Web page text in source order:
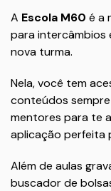
A Escola M60 é a
para intercâmbios
nova turma.
Nela, você tem
conteúdos
mentores para te
aplicação perfeita
Além de aulas
buscador de